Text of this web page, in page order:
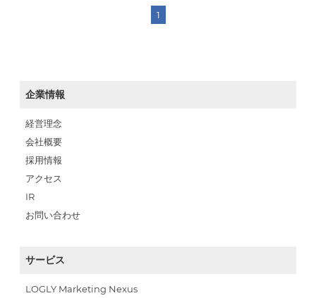
1
企業情報
経営理念
会社概要
採用情報
アクセス
IR
お問い合わせ
サービス
LOGLY Marketing Nexus